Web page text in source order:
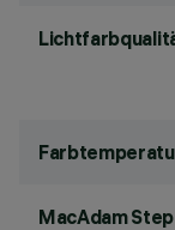
MacAdam Step